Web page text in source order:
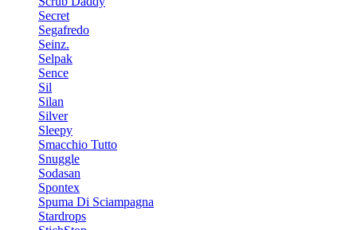
Secret
Segafredo
Seinz.
Selpak
Sence
Sil
Silan
Silver
Sleepy
Smacchio Tutto
Snuggle
Sodasan
Spontex
Spuma Di Sciampagna
Stardrops